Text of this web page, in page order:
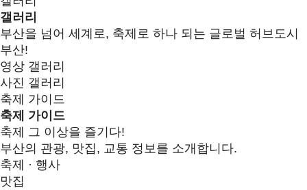
갤러리
부산을 넘어 세계로, 축제로 하나 되는 글로벌 허브도시
부산!
영상 갤러리
사진 갤러리
축제 가이드
축제 가이드
축제 그 이상을 즐기다!
부산의 관광, 맛집, 교통 정보를 소개합니다.
축제 · 행사
맛집